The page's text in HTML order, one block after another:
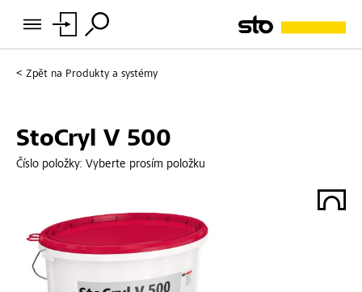
Zpět na Produkty a systémy
StoCryl V 500
Číslo položky: Vyberte prosím položku